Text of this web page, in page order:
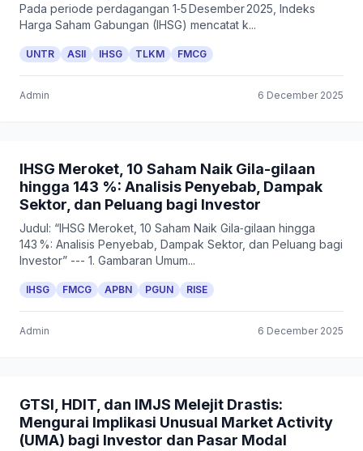
Pada periode perdagangan 1‑5 Desember 2025, Indeks
Harga Saham Gabungan (IHSG) mencatat k...
UNTR ASII IHSG TLKM FMCG
Admin 6 December 2025
IHSG Meroket, 10 Saham Naik Gila-gilaan
hingga 143 %: Analisis Penyebab, Dampak
Sektor, dan Peluang bagi Investor
Judul: “IHSG Meroket, 10 Saham Naik Gila‑gilaan hingga
143 %: Analisis Penyebab, Dampak Sektor, dan Peluang bagi
Investor” --- 1. Gambaran Umum...
IHSG FMCG APBN PGUN RISE
Admin 6 December 2025
GTSI, HDIT, dan IMJS Melejit Drastis:
Mengurai Implikasi Unusual Market Activity
(UMA) bagi Investor dan Pasar Modal